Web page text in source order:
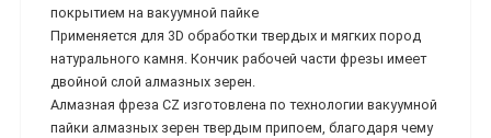
покрытием на вакуумной пайке
Применяется для 3D обработки твердых и мягких пород
натурального камня. Кончик рабочей части фрезы имеет
двойной слой алмазных зерен.
Алмазная фреза CZ изготовлена по технологии вакуумной
пайки алмазных зерен твердым припоем, благодаря чему